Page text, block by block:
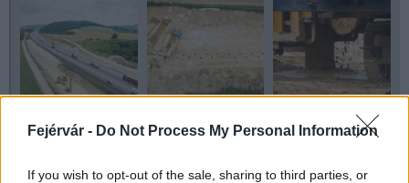
Fejérvár - Do Not Process My Personal Information
If you wish to opt-out of the sale, sharing to third parties, or